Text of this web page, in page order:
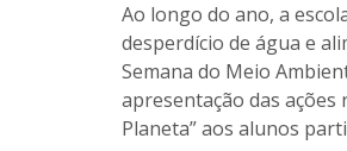
Ao longo do ano, a
desperdício de água e
Semana do Meio
apresentação das ações
Planeta” aos alunos